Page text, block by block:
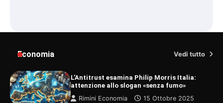
Economia Vedi tutto
L’Antitrust esamina Philip Morris Italia:
attenzione allo slogan «senza fumo»
Rimini Economia
15 Ottobre 2025